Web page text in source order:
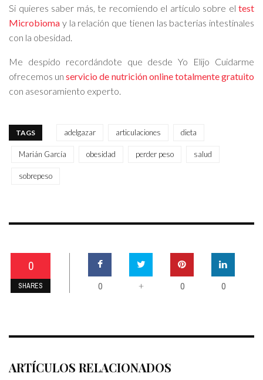
Si quieres saber más, te recomiendo el artículo sobre el test
Microbioma y la relación que tienen las bacterias intestinales
con la obesidad.
Me despido recordándote que desde Yo Elijo Cuidarme
ofrecemos unservicio de nutrición online totalmente gratuito
con asesoramiento experto.
TAGS adelgazar articulaciones dieta
Marián García obesidad perder peso salud
sobrepeso
0
SHARES 0 + 0 0
ARTÍCULOS RELACIONADOS